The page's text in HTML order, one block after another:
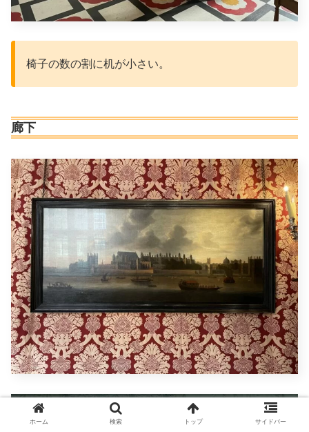
椅子の数の割に机が小さい。
廊下
ホーム 検索 トップ サイドバー